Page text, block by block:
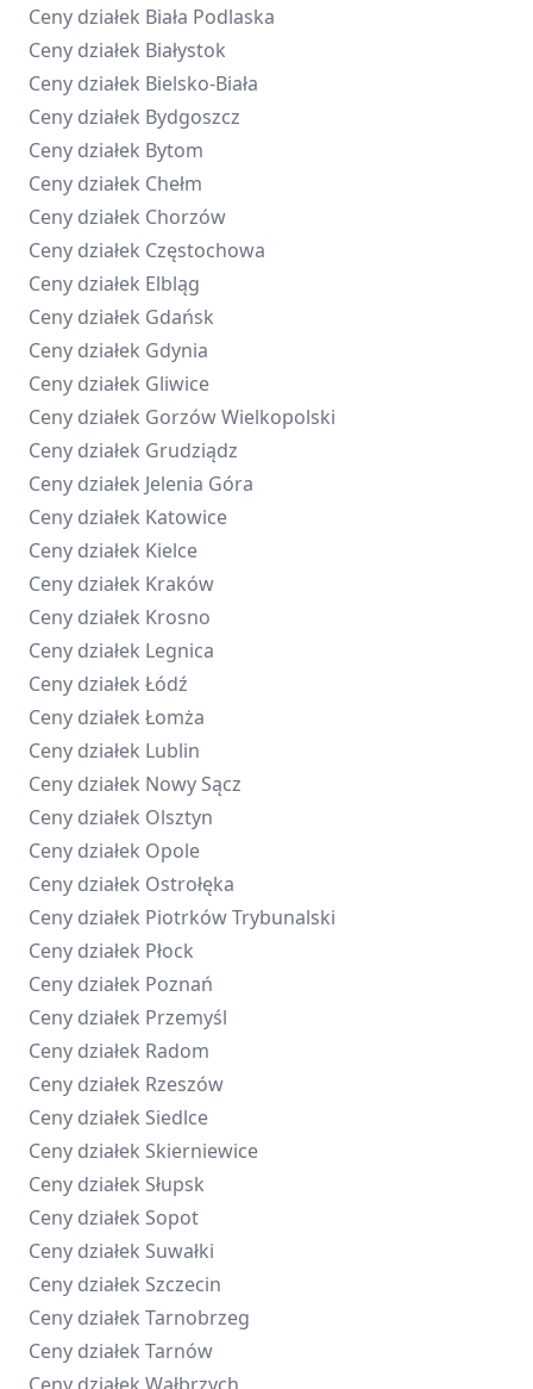
Ceny działek Biała Podlaska
Ceny działek Białystok
Ceny działek Bielsko-Biała
Ceny działek Bydgoszcz
Ceny działek Bytom
Ceny działek Chełm
Ceny działek Chorzów
Ceny działek Częstochowa
Ceny działek Elbląg
Ceny działek Gdańsk
Ceny działek Gdynia
Ceny działek Gliwice
Ceny działek Gorzów Wielkopolski
Ceny działek Grudziądz
Ceny działek Jelenia Góra
Ceny działek Katowice
Ceny działek Kielce
Ceny działek Kraków
Ceny działek Krosno
Ceny działek Legnica
Ceny działek Łódź
Ceny działek Łomża
Ceny działek Lublin
Ceny działek Nowy Sącz
Ceny działek Olsztyn
Ceny działek Opole
Ceny działek Ostrołęka
Ceny działek Piotrków Trybunalski
Ceny działek Płock
Ceny działek Poznań
Ceny działek Przemyśl
Ceny działek Radom
Ceny działek Rzeszów
Ceny działek Siedlce
Ceny działek Skierniewice
Ceny działek Słupsk
Ceny działek Sopot
Ceny działek Suwałki
Ceny działek Szczecin
Ceny działek Tarnobrzeg
Ceny działek Tarnów